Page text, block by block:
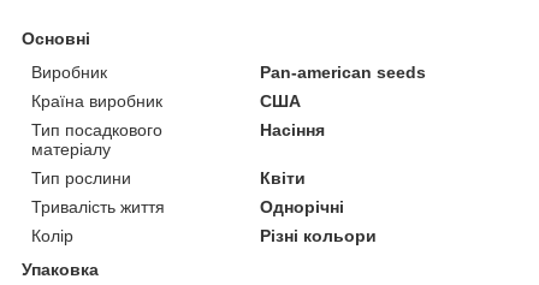
Основні
Виробник
Pan-american seeds
Країна виробник
США
Тип посадкового
матеріалу
Насіння
Тип рослини
Квіти
Тривалість життя
Однорічні
Колір
Різні кольори
Упаковка